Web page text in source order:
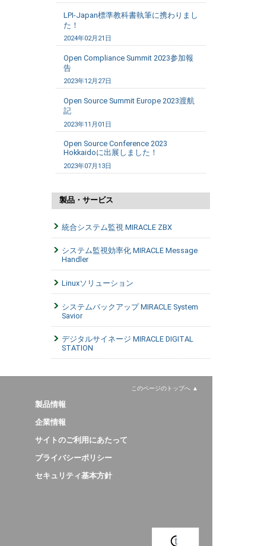
LPI-Japan標準教科書執筆に携わりまし
た！
2024年02月21日
Open Compliance Summit 2023参加報
告
2023年12月27日
Open Source Summit Europe 2023渡航
記
2023年11月01日
Open Source Conference 2023
Hokkaidoに出展しました！
2023年07月13日
製品・サービス
統合システム監視 MIRACLE ZBX
システム監視効率化 MIRACLE Message
Handler
Linuxソリューション
システムバックアップ MIRACLE System
Savior
デジタルサイネージ MIRACLE DIGITAL
STATION
このページのトップへ
製品情報
企業情報
サイトのご利用にあたって
プライバシーポリシー
セキュリティ基本方針